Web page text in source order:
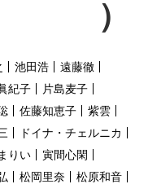
池田浩
遠藤徹
紀子
片島麦子
佐藤知恵子
紫雲
ドイナ・チェルニカ
りい
寅間心閑
松岡里奈
松原和音